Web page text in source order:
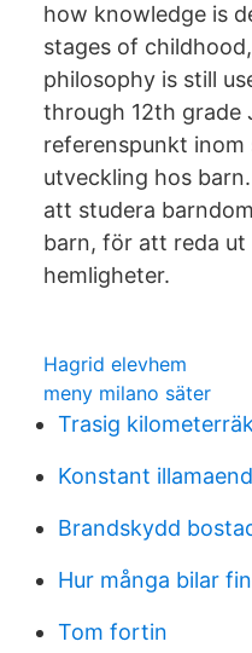
how knowledge is
stages of
philosophy is still
through 12th grade
referenspunkt
utveckling hos
att studera
barn, för att reda ut
hemligheter.
Hagrid elevhem
meny milano säter
Trasig
Konstant
Brandskydd
Hur många bilar
Tom fortin